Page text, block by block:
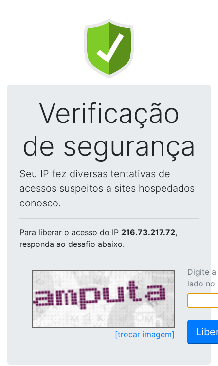
Verificação
de segurança
Seu IP fez diversas tentativas de
acessos suspeitos a sites hospedados
conosco.
Para liberar o acesso do IP 216.73.217.72,
responda ao desafio abaixo.
[trocar imagem]
Digite
lado no